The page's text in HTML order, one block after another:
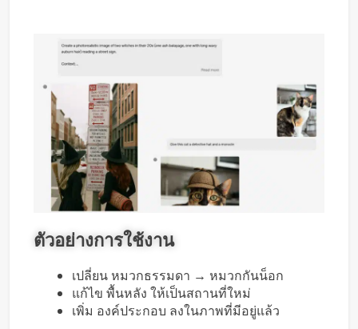
ตัวอย่างการใช้งาน
เปลี่ยน หมวกธรรมดา → หมวกกันน็อก
แก้ไข พื้นหลัง ให้เป็นสถานที่ใหม่
เพิ่ม องค์ประกอบ ลงในภาพที่มีอยู่แล้ว